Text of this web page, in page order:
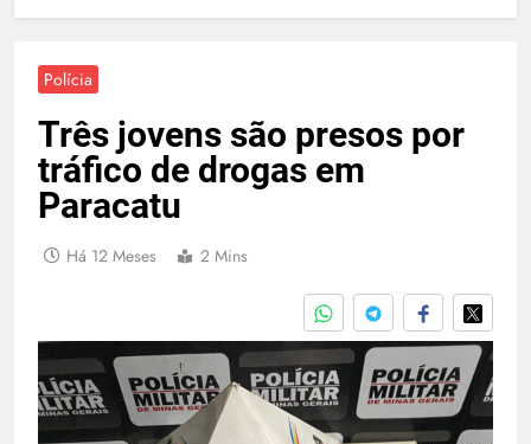
Polícia
Três jovens são presos por
tráfico de drogas em
Paracatu
Há 12 Meses 2 Mins